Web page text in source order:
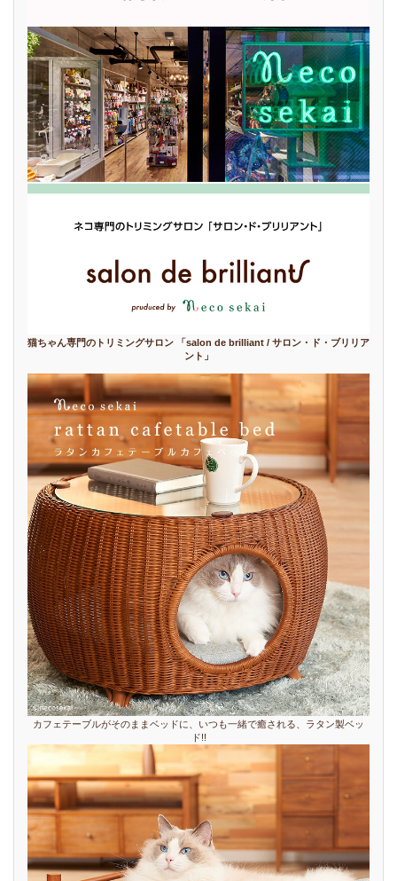
猫ちゃん専門のトリミングサロン 「salon de brilliant / サロン・ド・ブリリア
ント」
カフェテーブルがそのままベッドに、いつも一緒で癒される、ラタン製ベッ
ド!!